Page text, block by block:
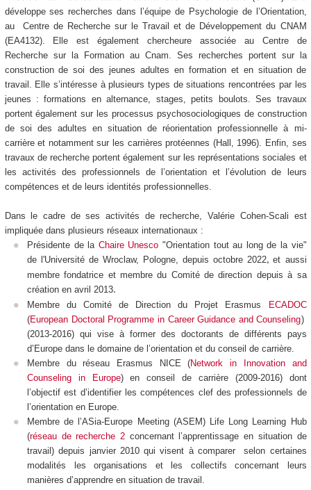
développe ses recherches dans l’équipe de Psychologie de l’Orientation,
au Centre de Recherche sur le Travail et de Développement du CNAM
(EA4132). Elle est également chercheure associée au Centre de
Recherche sur la Formation au Cnam. Ses recherches portent sur la
construction de soi des jeunes adultes en formation et en situation de
travail. Elle s’intéresse à plusieurs types de situations rencontrées par les
jeunes : formations en alternance, stages, petits boulots. Ses travaux
portent également sur les processus psychosociologiques de construction
de soi des adultes en situation de réorientation professionnelle à mi-
carrière et notamment sur les carrières protéennes (Hall, 1996). Enfin, ses
travaux de recherche portent également sur les représentations sociales et
les activités des professionnels de l’orientation et l’évolution de leurs
compétences et de leurs identités professionnelles.
Dans le cadre de ses activités de recherche, Valérie Cohen-Scali est
impliquée dans plusieurs réseaux internationaux :
Présidente de la Chaire Unesco "Orientation tout au long de la vie"
de l'Université de Wroclaw, Pologne, depuis octobre 2022,et aussi
membre fondatrice et membre du Comité de direction depuis à sa
création en avril 2013.
Membre du Comité de Direction du Projet Erasmus
ECADOC
(European Doctoral Programme in Career Guidance and Counseling)
(2013-2016) qui vise à former des doctorants de différents pays
d’Europe dans le domaine de l’orientation et du conseil de carrière.
Membre du réseau Erasmus NICE (Network in Innovation and
Counseling in Europe) en conseil de carrière (2009-2016) dont
l’objectif est d’identifier les compétences clef des professionnels de
l’orientation en Europe.
Membre de l’ASia-Europe Meeting (ASEM) Life Long Learning Hub
(réseau de recherche 2 concernant l’apprentissage en situation de
travail) depuis janvier 2010 qui visent à comparer selon certaines
modalités les organisations et les collectifs concernant leurs
manières d’apprendre en situation de travail.